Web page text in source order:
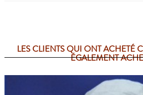
LES CLIENTS QUI ONT ACHETÉ
ÉGALEMENT